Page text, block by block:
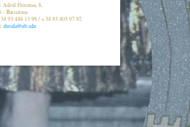
Adolf Florensa, 8,
- Barcelona
34 93 448 13 99 / + 34 93 403 97 92.
duoda@ub.edu